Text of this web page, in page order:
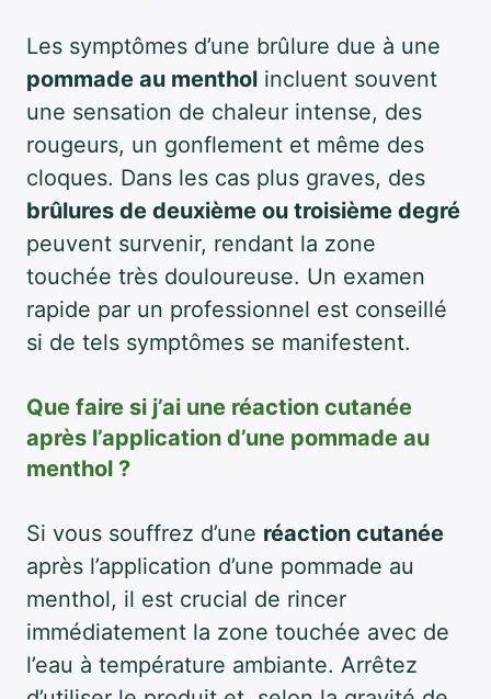
Les symptômes d’une brûlure due à une
pommade au menthol incluent souvent
une sensation de chaleur intense, des
rougeurs, un gonflement et même des
cloques. Dans les cas plus graves, des
brûlures de deuxième ou troisième degré
peuvent survenir, rendant la zone
touchée très douloureuse. Un examen
rapide par un professionnel est conseillé
si de tels symptômes se manifestent.
Que faire si j’ai une réaction cutanée
après l’application d’une pommade au
menthol ?
Si vous souffrez d’une réaction cutanée
après l’application d’une pommade au
menthol, il est crucial de rincer
immédiatement la zone touchée avec de
l’eau à température ambiante. Arrêtez